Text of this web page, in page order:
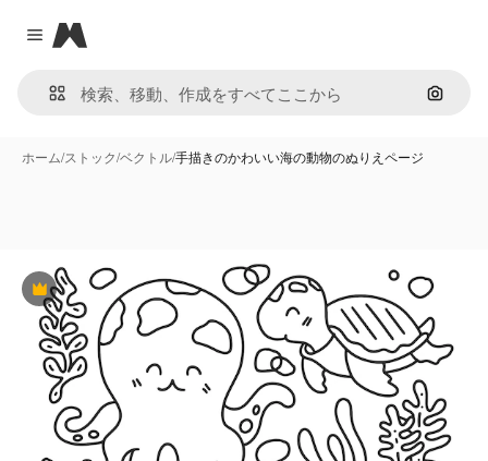
Close menu
Magnific
画像で
ホーム/ストック/ベクトル/手描きのかわいい海の動物のぬりえページ
Premium